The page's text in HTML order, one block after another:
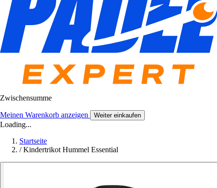
Zwischensumme
Meinen Warenkorb anzeigen Weiter einkaufen
Loading...
Startseite
/ Kindertrikot Hummel Essential